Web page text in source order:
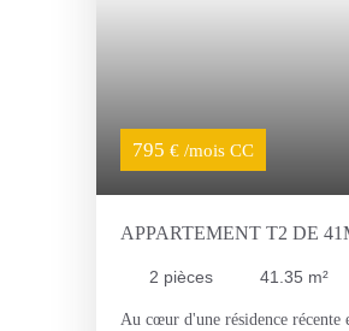
795 € /mois CC
APPARTEMENT T2 DE
2 pièces 41.35 m²
Au cœur d'une résidence récente